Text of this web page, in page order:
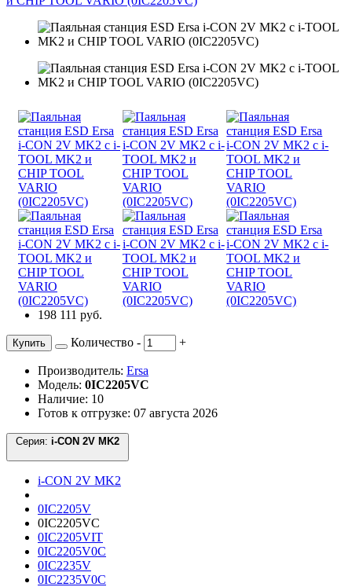
198 111 руб.
Купить Количество - +
Производитель: Ersa
Модель: 0IC2205VC
Наличие: 10
Готов к отгрузке: 07 августа 2026
Серия:
i-CON 2V MK2
0IC2205V
0IC2205VC
0IC2205VIT
0IC2205V0C
0IC2235V
0IC2235V0C